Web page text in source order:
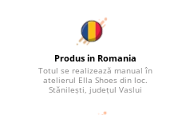
Produs in Romania
Totul se realizează manual în
atelierul Ella Shoes din loc.
Stănilești, județul Vaslui